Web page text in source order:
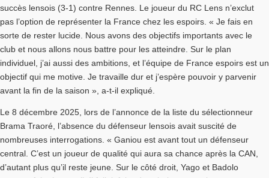
succès lensois (3-1) contre Rennes. Le joueur du RC Lens n’exclut
pas l’option de représenter la France chez les espoirs. « Je fais en
sorte de rester lucide. Nous avons des objectifs importants avec le
club et nous allons nous battre pour les atteindre. Sur le plan
individuel, j’ai aussi des ambitions, et l’équipe de France espoirs est un
objectif qui me motive. Je travaille dur et j’espère pouvoir y parvenir
avant la fin de la saison », a-t-il expliqué.
Le 8 décembre 2025, lors de l’annonce de la liste du sélectionneur
Brama Traoré, l’absence du défenseur lensois avait suscité de
nombreuses interrogations. « Ganiou est avant tout un défenseur
central. C’est un joueur de qualité qui aura sa chance après la CAN,
d’autant plus qu’il reste jeune. Sur le côté droit, Yago et Badolo